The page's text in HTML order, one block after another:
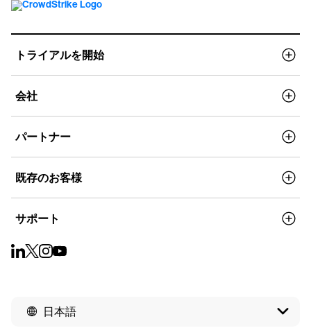
トライアルを開始
会社
パートナー
既存のお客様
サポート
日本語